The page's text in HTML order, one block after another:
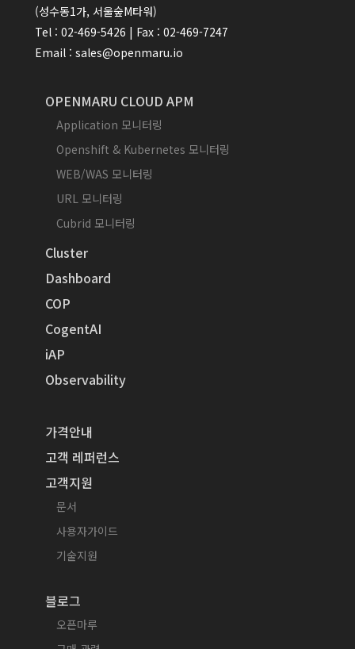
(성수동1가, 서울숲M타워)
Tel : 02-469-5426 | Fax : 02-469-7247
Email : sales@openmaru.io
OPENMARU CLOUD APM
Application 모니터링
Openshift & Kubernetes 모니터링
WEB/WAS 모니터링
URL 모니터링
Cubrid 모니터링
Cluster
Dashboard
COP
CogentAI
iAP
Observability
가격안내
고객 레퍼런스
고객지원
문서
사용자가이드
기술지원
블로그
오픈마루